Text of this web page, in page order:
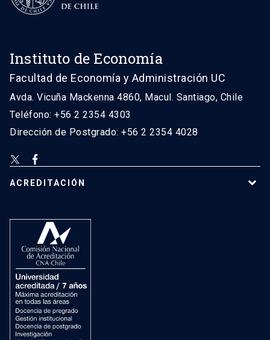
Instituto de Economía
Facultad de Economía y Administración UC
Avda. Vicuña Mackenna 4860, Macul. Santiago, Chile
Teléfono: +56 2 2354 4303
Dirección de Postgrado: +56 2 2354 4028
ACREDITACIÓN